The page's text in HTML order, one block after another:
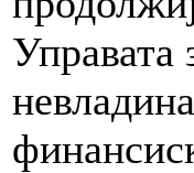
Управата